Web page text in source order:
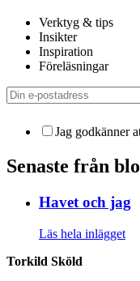
Verktyg & tips
Insikter
Inspiration
Föreläsningar
Jag godkänner
Senaste från
Havet och jag
Läs hela inlägget
Torkild Sköld